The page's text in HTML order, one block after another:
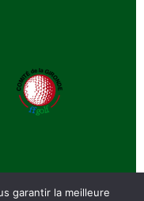
garantir la meilleure